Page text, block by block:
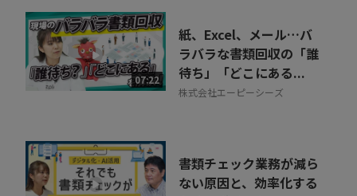
07:22
紙、Excel、メール…バ
ラバラな書類回収の「誰
待ち」「どこにある...
株式会社エーピーシーズ
書類チェック業務が減ら
ない原因と、効率化する